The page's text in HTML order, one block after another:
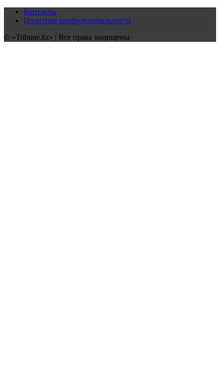
Контакты
Политика конфиденциальности
© «Tribune.kz» | Все права защищены